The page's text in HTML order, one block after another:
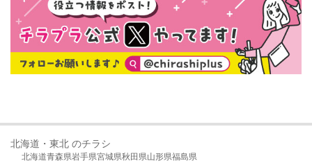
北海道・東北 のチラシ
北海道青森県岩手県宮城県秋田県山形県福島県